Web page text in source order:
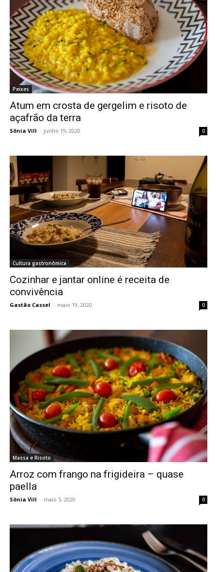
Peixes
Atum em crosta de gergelim e risoto de
açafrão da terra
Sônia Vill - junho 19, 2020 0
Cultura gastronômica
Cozinhar e jantar online é receita de
convivência
Gastão Cassel - maio 19, 2020 0
Massa e Risoto
Arroz com frango na frigideira – quase
paella
Sônia Vill - maio 5, 2020 0